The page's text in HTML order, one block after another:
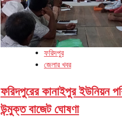
ফরিদপুর
জেলার খবর
ফরিদপুরের কানাইপুর ইউনিয়ন
উন্মুক্ত বাজেট ঘোষণা